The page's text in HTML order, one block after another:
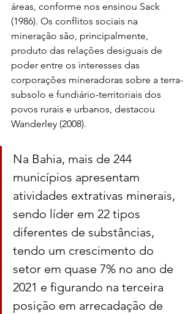
áreas, conforme nos ensinou Sack
(1986). Os conflitos sociais na
mineração são, principalmente,
produto das relações desiguais de
poder entre os interesses das
corporações mineradoras sobre a terra-
subsolo e fundiário-territoriais dos
povos rurais e urbanos, destacou
Wanderley (2008).
Na Bahia, mais de 244
municípios apresentam
atividades extrativas minerais,
sendo líder em 22 tipos
diferentes de substâncias,
tendo um crescimento do
setor em quase 7% no ano de
2021 e figurando na terceira
posição em arrecadação de